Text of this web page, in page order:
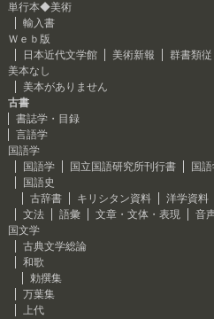
単行本◆美術
輸入書
Ｗｅｂ版
日本近代文学館
美術新報
群書類
美本なし
美本がありません
古書
書誌学・目録
言語学
国語学
国語学
国立国語研究所刊行書
国
国語史
古辞書
キリシタン資料
洋学資料
文法
語彙 文章・文体・表現
音
国文学
古典文学総論
和歌
勅撰集
万葉集
上代